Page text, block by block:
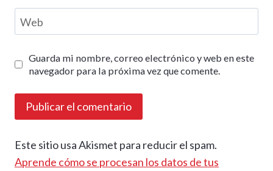
Web
Guarda mi nombre, correo electrónico y web en este
navegador para la próxima vez que comente.
Este sitio usa Akismet para reducir el spam.
Aprende cómo se procesan los datos de tus